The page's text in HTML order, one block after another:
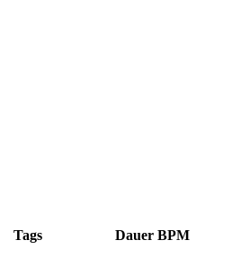
Tags Dauer BPM